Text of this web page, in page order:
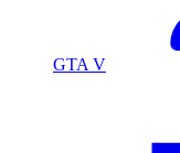
GTA V